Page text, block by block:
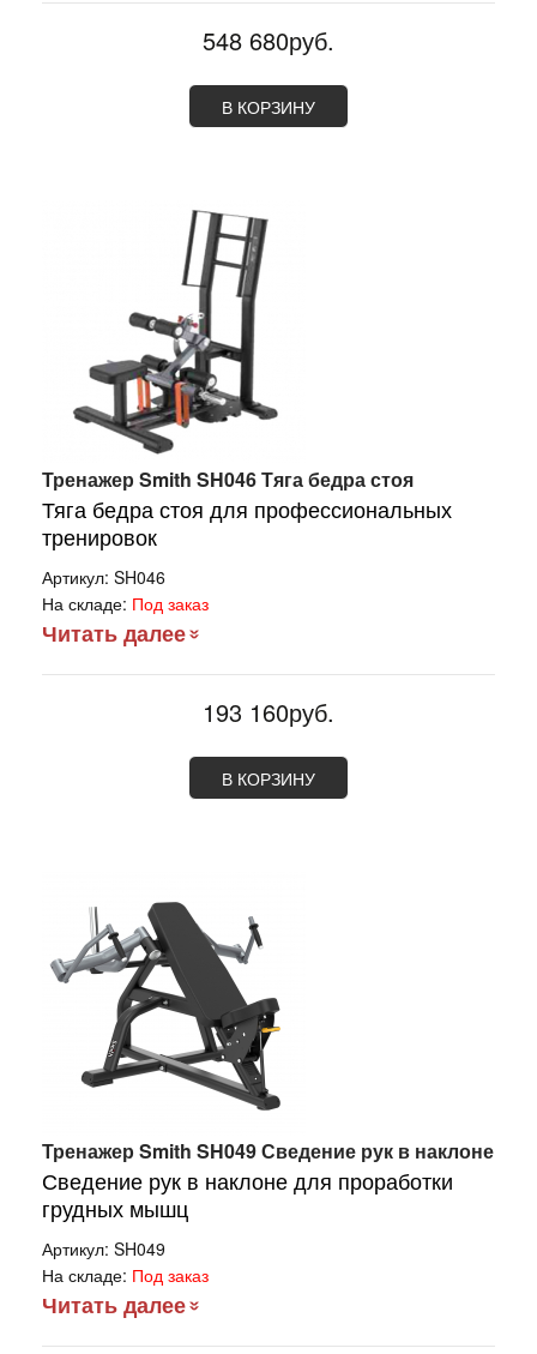
548 680руб.
В КОРЗИНУ
Тренажер Smith SH046 Тяга бедра стоя
Тяга бедра стоя для профессиональных
тренировок
Артикул: SH046
На складе: Под заказ
Читать далее
193 160руб.
В КОРЗИНУ
Тренажер Smith SH049 Сведение рук в наклоне
Сведение рук в наклоне для проработки
грудных мышц
Артикул: SH049
На складе: Под заказ
Читать далее